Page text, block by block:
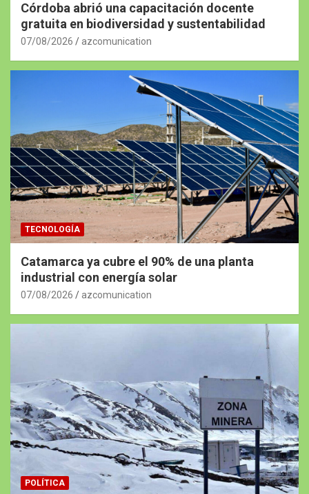
Córdoba abrió una capacitación docente
gratuita en biodiversidad y sustentabilidad
07/08/2026 azcomunication
TECNOLOGÍA
Catamarca ya cubre el 90% de una planta
industrial con energía solar
07/08/2026 azcomunication
POLÍTICA